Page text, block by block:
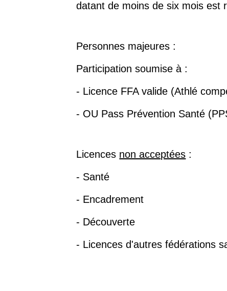
datant de moins de six mois est
Personnes majeures :
Participation soumise à :
- Licence FFA valide (Athlé
- OU Pass Prévention Santé
Licences non acceptées :
- Santé
- Encadrement
- Découverte
- Licences d'autres fédérations